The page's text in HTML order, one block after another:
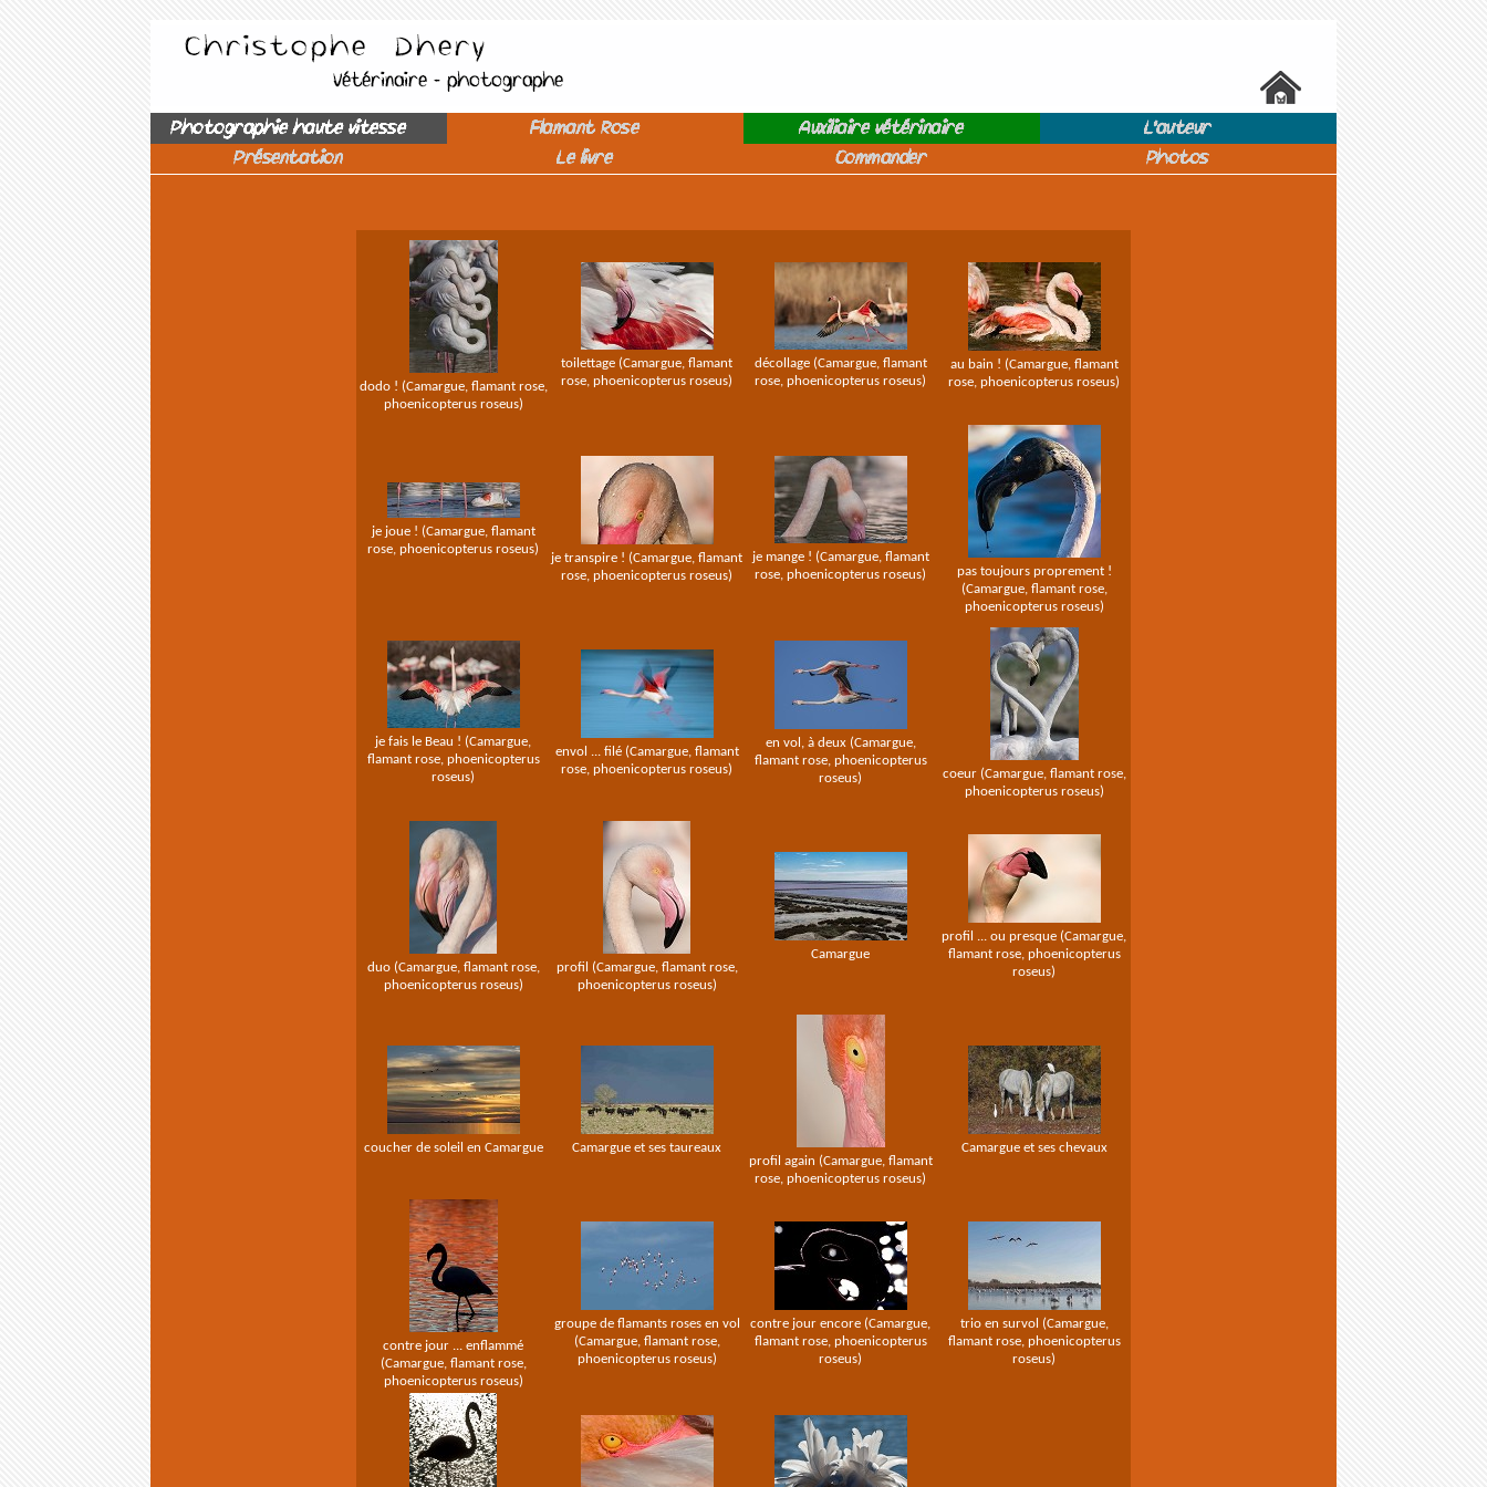
Photographie haute vitesse Flamant Rose Auxiliaire vétérinaire
L'auteur
Présentation
Le livre Commander Photos
dodo ! (Camargue, flamant rose,
phoenicopterus roseus)
toilettage (Camargue, flamant
rose, phoenicopterus roseus)
décollage (Camargue, flamant
rose, phoenicopterus roseus)
au bain ! (Camargue, flamant
rose, phoenicopterus roseus)
je joue ! (Camargue, flamant
rose, phoenicopterus roseus)
je transpire ! (Camargue, flamant
rose, phoenicopterus roseus)
je mange ! (Camargue, flamant
rose, phoenicopterus roseus)
pas toujours proprement !
(Camargue, flamant rose,
phoenicopterus roseus)
je fais le Beau ! (Camargue,
flamant rose, phoenicopterus
roseus)
envol ... filé (Camargue, flamant
rose, phoenicopterus roseus)
en vol, à deux (Camargue,
flamant rose, phoenicopterus
roseus)
coeur (Camargue, flamant rose,
phoenicopterus roseus)
duo (Camargue, flamant rose,
phoenicopterus roseus)
profil (Camargue, flamant rose,
phoenicopterus roseus)
Camargue
profil ... ou presque (Camargue,
flamant rose, phoenicopterus
roseus)
coucher de soleil en Camargue
Camargue et ses taureaux
profil again (Camargue, flamant
rose, phoenicopterus roseus)
Camargue et ses chevaux
contre jour ... enflammé
(Camargue, flamant rose,
phoenicopterus roseus)
groupe de flamants roses en vol
(Camargue, flamant rose,
phoenicopterus roseus)
contre jour encore (Camargue,
flamant rose, phoenicopterus
roseus)
trio en survol (Camargue,
flamant rose, phoenicopterus
roseus)